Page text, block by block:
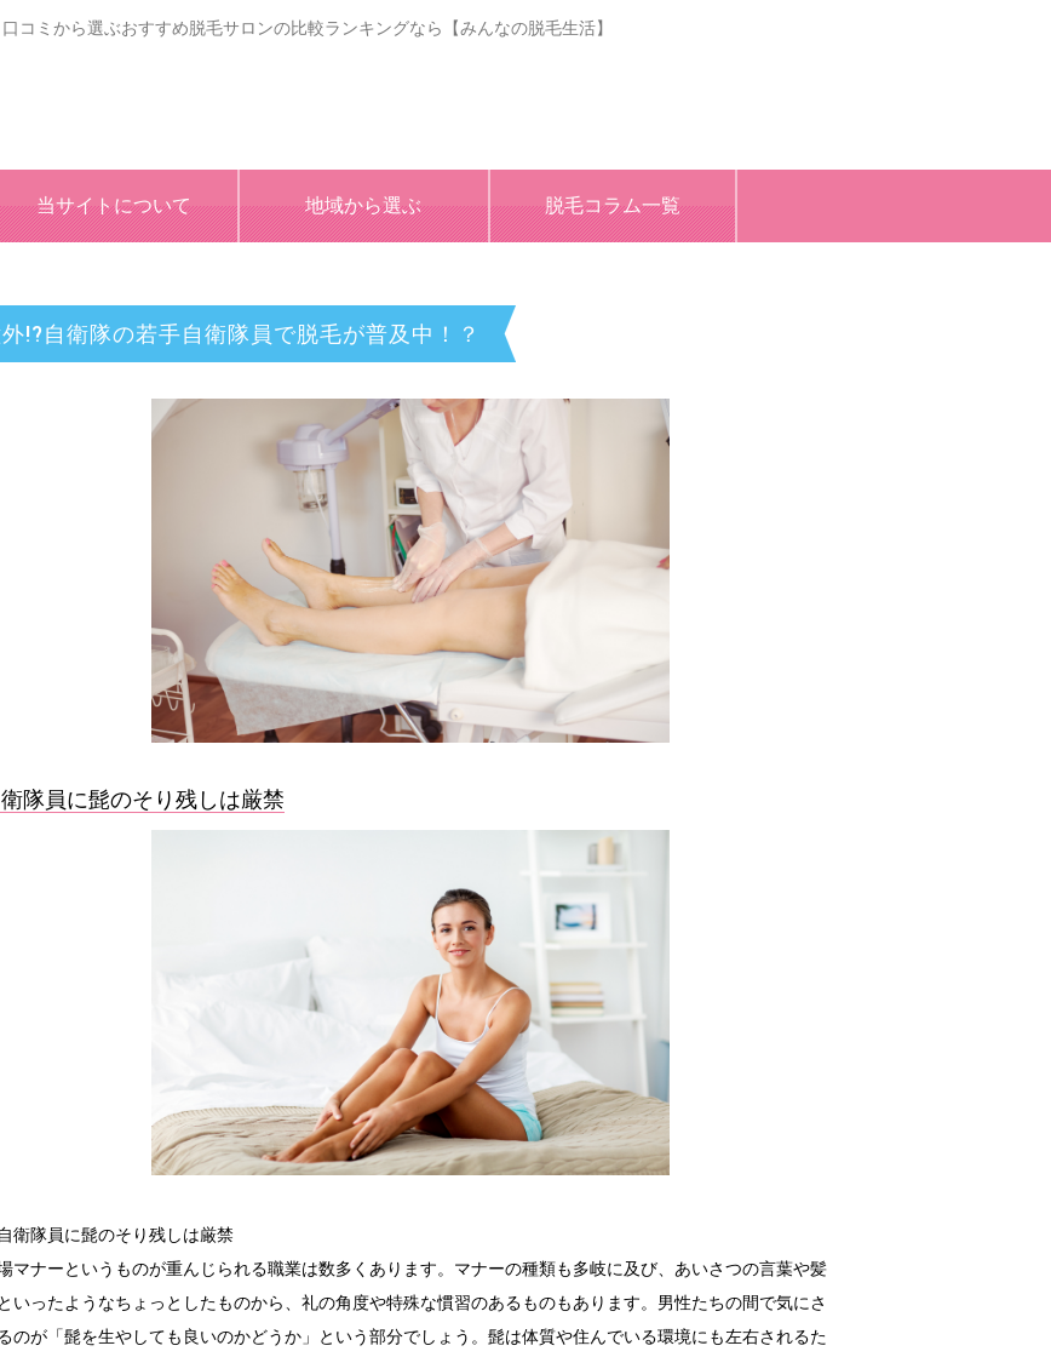
コミから選ぶおすすめ脱毛サロンの比較ランキングなら【みんなの脱毛生活】
当サイトについて 地域から選ぶ 脱毛コラム一覧
!?自衛隊の若手自衛隊員で脱毛が普及中！？
隊員に髭のそり残しは厳禁
衛隊員に髭のそり残しは厳禁
マナーというものが重んじられる職業は数多くあります。マナーの種類も多岐に及び、あいさつの言葉や髪
いったようなちょっとしたものから、礼の角度や特殊な慣習のあるものもあります。男性たちの間で気にさ
のが「髭を生やしても良いのかどうか」という部分でしょう。髭は体質や住んでいる環境にも左右されるた